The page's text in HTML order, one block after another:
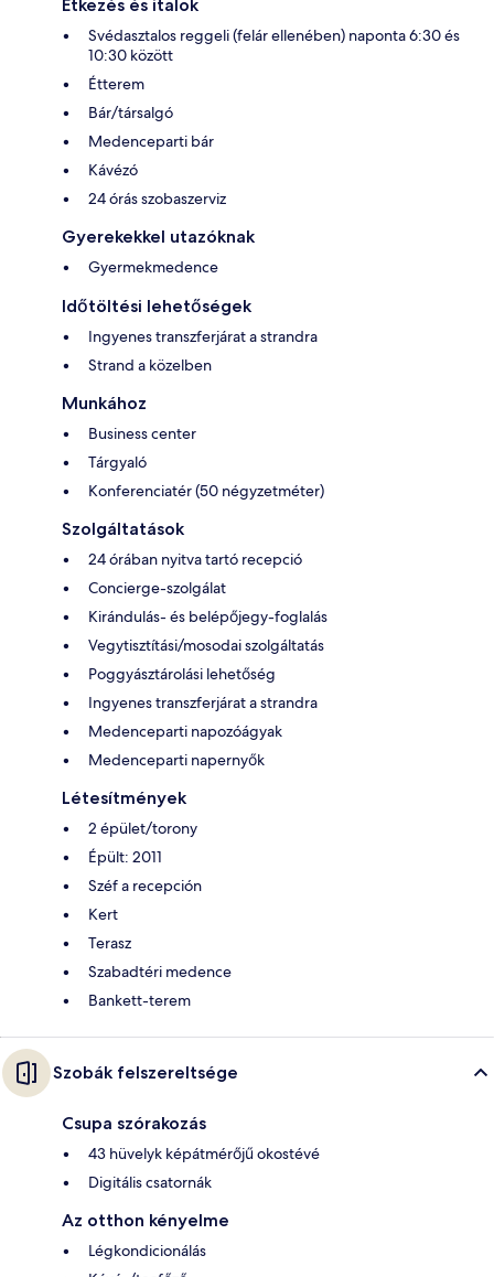
Étkezés és italok
Svédasztalos reggeli (felár ellenében) naponta 6:30 és
10:30 között
Étterem
Bár/társalgó
Medenceparti bár
Kávézó
24 órás szobaszerviz
Gyerekekkel utazóknak
Gyermekmedence
Időtöltési lehetőségek
Ingyenes transzferjárat a strandra
Strand a közelben
Munkához
Business center
Tárgyaló
Konferenciatér (50 négyzetméter)
Szolgáltatások
24 órában nyitva tartó recepció
Concierge-szolgálat
Kirándulás- és belépőjegy-foglalás
Vegytisztítási/mosodai szolgáltatás
Poggyásztárolási lehetőség
Ingyenes transzferjárat a strandra
Medenceparti napozóágyak
Medenceparti napernyők
Létesítmények
2 épület/torony
Épült: 2011
Széf a recepción
Kert
Terasz
Szabadtéri medence
Bankett-terem
Szobák felszereltsége
Csupa szórakozás
43 hüvelyk képátmérőjű okostévé
Digitális csatornák
Az otthon kényelme
Légkondicionálás